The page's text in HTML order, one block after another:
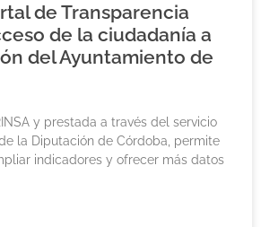
de Transparencia
de la ciudadanía a
del Ayuntamiento de
y prestada a través del servicio
la Diputación de Córdoba, permite
indicadores y ofrecer más datos